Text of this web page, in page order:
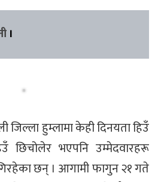
।
जिल्ला हुम्लामा केही दिनयता हिउँ
छिचोलेर भएपनि उम्मेदवारहरू
छन् । आगामी फागुन २१ गते